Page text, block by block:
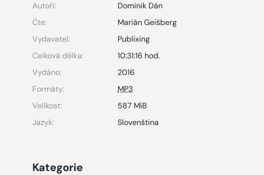
Autoři:
Dominik Dán
Čte:
Marián Geišberg
Vydavatel:
Publixing
Celková délka:
10:31:16 hod.
Vydáno:
2016
Formáty:
MP3
Velikost:
587 MiB
Jazyk:
Slovenština
Kategorie